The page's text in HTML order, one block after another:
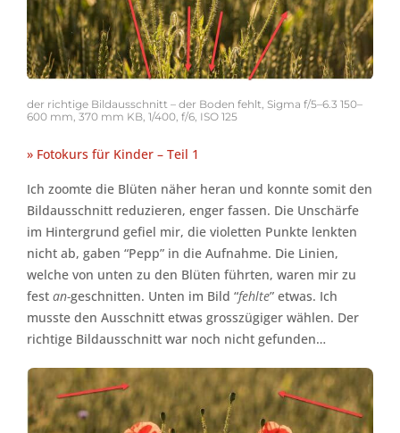
der richtige Bildausschnitt – der Boden fehlt, Sigma f/5–6.3 150–
600 mm, 370 mm KB, 1/400, f/6, ISO 125
» Fotokurs für Kinder – Teil 1
Ich zoomte die Blüten näher heran und konnte somit den
Bildausschnitt reduzieren, enger fassen. Die Unschärfe
im Hintergrund gefiel mir, die violetten Punkte lenkten
nicht ab, gaben “Pepp” in die Aufnahme. Die Linien,
welche von unten zu den Blüten führten, waren mir zu
fest an-geschnitten. Unten im Bild “fehlte” etwas. Ich
musste den Ausschnitt etwas grosszügiger wählen. Der
richtige Bildausschnitt war noch nicht gefunden…